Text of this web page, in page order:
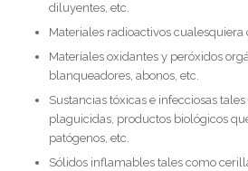
diluyentes, etc.
Materiales radioactivos cualesquiera
Materiales oxidantes y peróxidos
blanqueadores, abonos, etc.
Sustancias tóxicas e infecciosas
plaguicidas, productos biológicos
patógenos, etc.
Sólidos inflamables tales como